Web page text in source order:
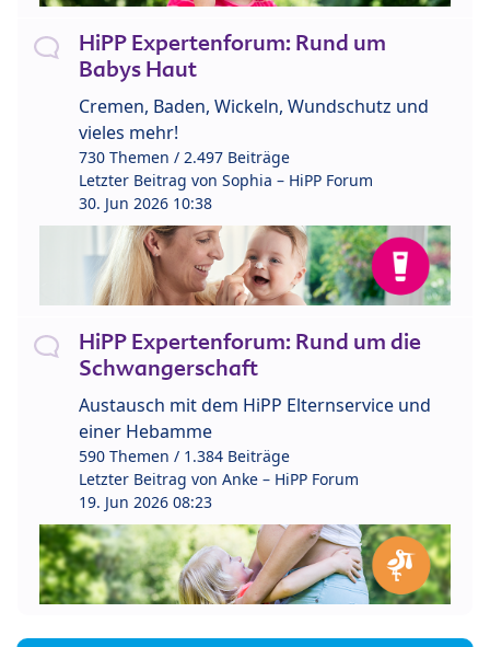
HiPP Expertenforum: Rund um
Babys Haut
Cremen, Baden, Wickeln, Wundschutz und
vieles mehr!
730 Themen / 2.497 Beiträge
Letzter Beitrag von Sophia – HiPP Forum
30. Jun 2026 10:38
HiPP Expertenforum: Rund um die
Schwangerschaft
Austausch mit dem HiPP Elternservice und
einer Hebamme
590 Themen / 1.384 Beiträge
Letzter Beitrag von Anke – HiPP Forum
19. Jun 2026 08:23